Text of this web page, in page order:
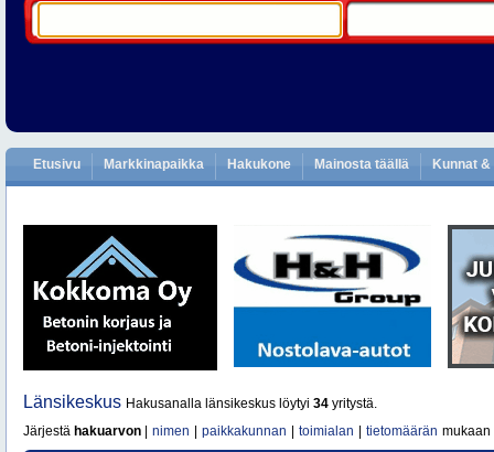
Etusivu Markkinapaikka Hakukone Mainosta täällä Kunnat
Länsikeskus Hakusanalla länsikeskus löytyi 34 yritystä.
Järjestä hakuarvon nimen paikkakunnan toimialan tietomäärän mukaan